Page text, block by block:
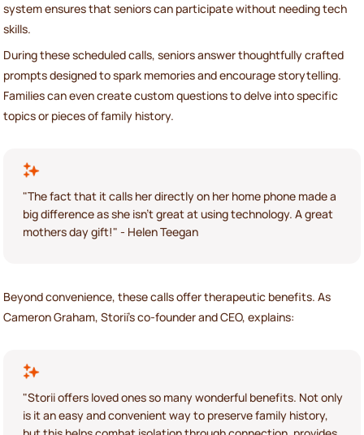
system ensures that seniors can participate without needing tech
skills.
During these scheduled calls, seniors answer thoughtfully crafted
prompts designed to spark memories and encourage storytelling.
Families can even create custom questions to delve into specific
topics or pieces of family history.
"The fact that it calls her directly on her home phone made a
big difference as she isn't great at using technology. A great
mothers day gift!" - Helen Teegan
Beyond convenience, these calls offer therapeutic benefits. As
Cameron Graham, Storii's co-founder and CEO, explains:
"Storii offers loved ones so many wonderful benefits. Not only
is it an easy and convenient way to preserve family history,